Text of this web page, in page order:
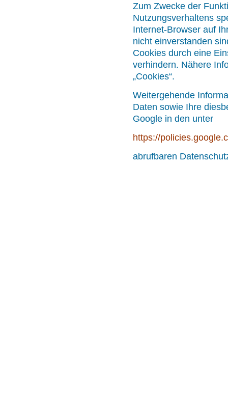
Zum Zwecke der
Nutzungsverhaltens
Internet-Browser auf
nicht einverstanden
Cookies durch eine
verhindern. Nähere
„Cookies“.
Weitergehende
Daten sowie Ihre
Google in den unter
https://
abrufbaren